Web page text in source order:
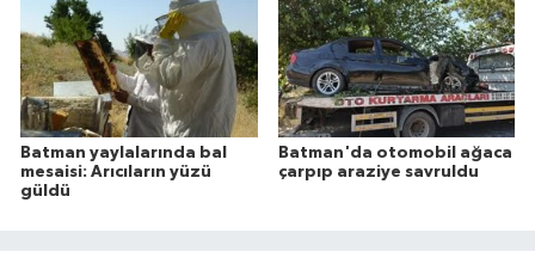
Batman yaylalarında bal
mesaisi: Arıcıların yüzü
güldü
Batman'da otomobil ağaca
çarpıp araziye savruldu